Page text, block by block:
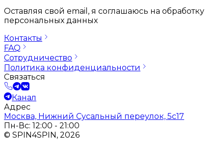
Оставляя свой email, я соглашаюсь на обработку
персональных данных
Контакты
FAQ
Сотрудничество
Политика конфиденциальности
Связаться
Канал
Адрес
Москва, Нижний Сусальный переулок, 5с17
Пн-Вс: 12:00 - 21:00
© SPIN4SPIN, 2026